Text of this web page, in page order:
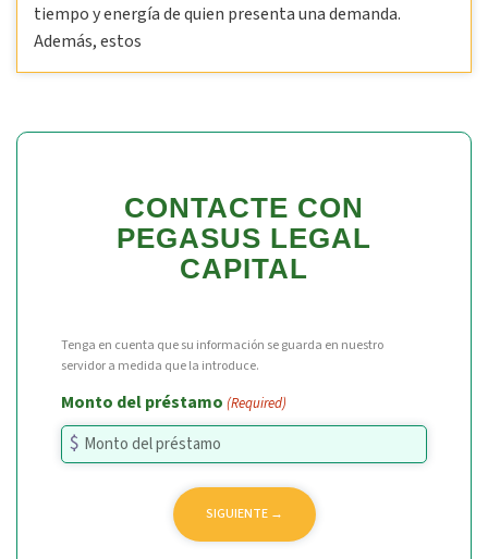
tiempo y energía de quien presenta una demanda.
Además, estos
CONTACTE CON
PEGASUS LEGAL
CAPITAL
Tenga en cuenta que su información se guarda en nuestro
servidor a medida que la introduce.
Monto del préstamo (Required)